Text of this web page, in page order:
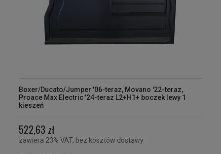
Boxer/Ducato/Jumper '06-teraz, Movano '22-teraz,
Proace Max Electric '24-teraz L2+H1+ boczek lewy 1
kieszeń
522,63 zł
zawiera 23% VAT, bez kosztów dostawy